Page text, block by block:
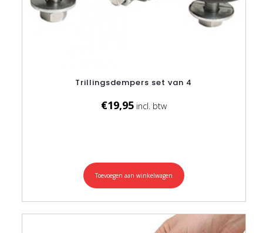
Trillingsdempers set van 4
€19,95
Toevoegen aan winkelwagen